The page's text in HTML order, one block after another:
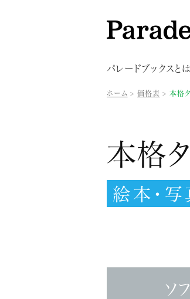
パレードブックスとは
ホーム 価格表 本格
本格
絵本・写
ソ